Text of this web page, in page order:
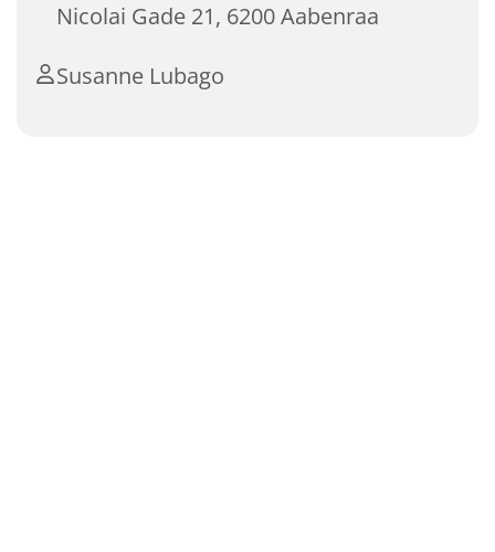
Nicolai Gade 21, 6200 Aabenraa
Susanne Lubago